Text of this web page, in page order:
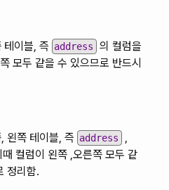
테이블, 즉 address
의 컬럼을
모두 같을 수 있으므로 반드시
왼쪽 테이블, 즉 address
컬럼이 왼쪽 ,오른쪽 모두 같
정리함.